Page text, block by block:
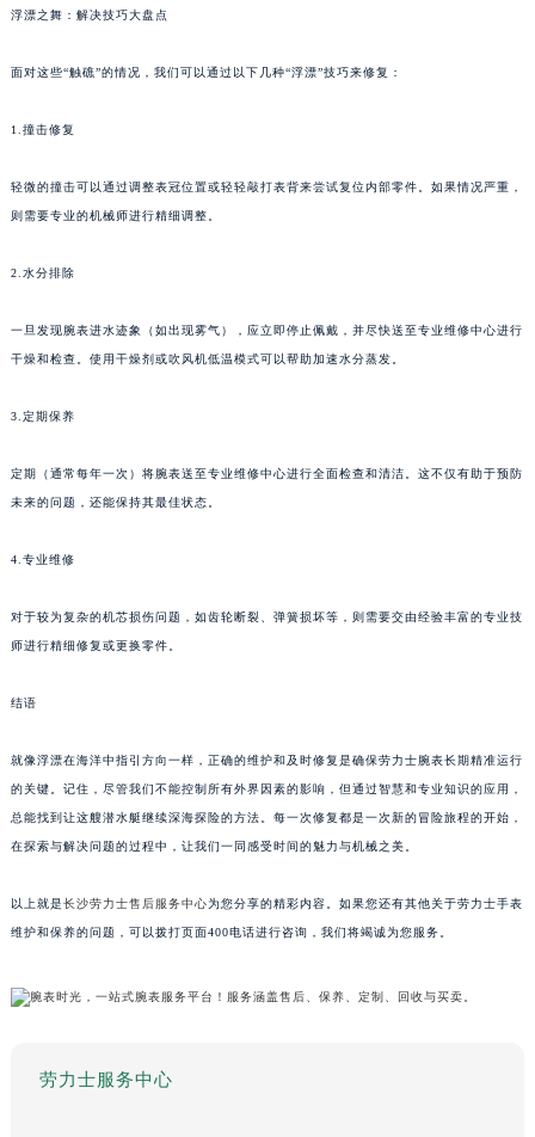
浮漂之舞：解决技巧大盘点
面对这些“触礁”的情况，我们可以通过以下几种“浮漂”技巧来修复：
1.撞击修复
轻微的撞击可以通过调整表冠位置或轻轻敲打表背来尝试复位内部零件。如果情况严重，
则需要专业的机械师进行精细调整。
2.水分排除
一旦发现腕表进水迹象（如出现雾气），应立即停止佩戴，并尽快送至专业维修中心进行
干燥和检查。使用干燥剂或吹风机低温模式可以帮助加速水分蒸发。
3.定期保养
定期（通常每年一次）将腕表送至专业维修中心进行全面检查和清洁。这不仅有助于预防
未来的问题，还能保持其最佳状态。
4.专业维修
对于较为复杂的机芯损伤问题，如齿轮断裂、弹簧损坏等，则需要交由经验丰富的专业技
师进行精细修复或更换零件。
结语
就像浮漂在海洋中指引方向一样，正确的维护和及时修复是确保劳力士腕表长期精准运行
的关键。记住，尽管我们不能控制所有外界因素的影响，但通过智慧和专业知识的应用，
总能找到让这艘潜水艇继续深海探险的方法。每一次修复都是一次新的冒险旅程的开始，
在探索与解决问题的过程中，让我们一同感受时间的魅力与机械之美。
以上就是长沙劳力士售后服务中心为您分享的精彩内容。如果您还有其他关于劳力士手表
维护和保养的问题，可以拨打页面400电话进行咨询，我们将竭诚为您服务。
劳力士服务中心